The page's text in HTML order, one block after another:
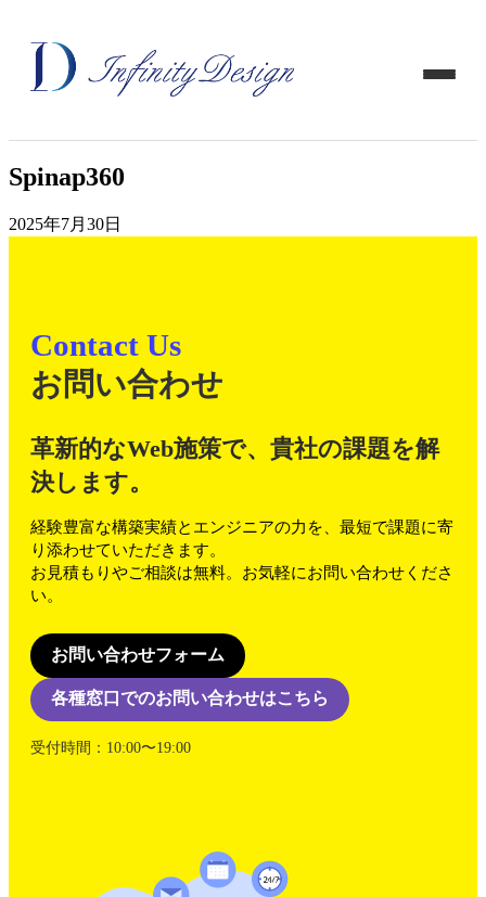
Spinap360
2025年7月30日
Contact Us
お問い合わせ
革新的なWeb施策で、貴社の課題を解
決します。
経験豊富な構築実績とエンジニアの力を、最短で課題に寄
り添わせていただきます。
お見積もりやご相談は無料。お気軽にお問い合わせくださ
い。
お問い合わせフォーム
各種窓口でのお問い合わせはこちら
受付時間：10:00〜19:00